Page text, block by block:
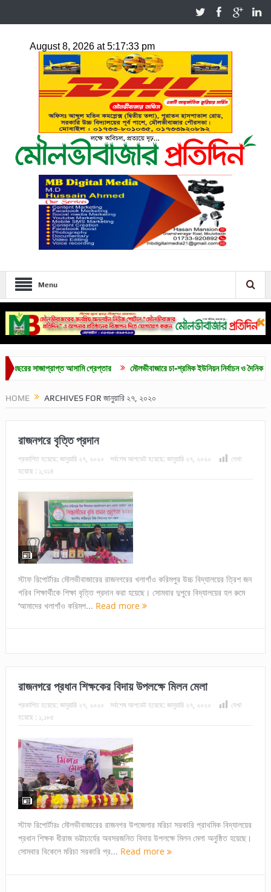
Menu
সাজাপ্রাপ্ত আসামি গ্রেপ্তার মৌলভীবাজারে চা-শ্রমিক ইউনিয়ন নির্বাচন ও দৈনিক ৫০০ টাকা
HOME ARCHIVES FOR জানুয়ারি ২৭, ২০২০
রাজনগরে বৃত্তি প্রদান
প্রকাশিত হয়েছে: জানুয়ারি ২৭, ২০২০ সর্বশেষ আপডেট হয়েছে: জানুয়ারি ২৭, ২০২০
দেখা
হয়েছে : ১,৩১৪
স্টাফ রিপোর্টারঃ মৌলভীবাজারের রাজনগরের খলাগাঁও করিমপুর উচ্চ বিদ্যালয়ের ত্রিশ জন
গরিব শিক্ষার্থীকে শিক্ষা বৃত্তি প্রদান করা হয়েছে। সোমবার দুপুরে বিদ্যালয়ের হল রুমে
‘আমাদের খলাগাঁও করিমপ... Read more
রাজনগরে প্রধান শিক্ষকের বিদায় উপলক্ষে মিলন মেলা
প্রকাশিত হয়েছে: জানুয়ারি ২৭, ২০২০ সর্বশেষ আপডেট হয়েছে: জানুয়ারি ২৭, ২০২০
দেখা
হয়েছে : ১,১৮৫
স্টাফ রিপোর্টারঃ মৌলভীবাজারের রাজনগর উপজেলার মরিচা সরকারি প্রাথমিক বিদ্যালয়ের
প্রধান শিক্ষক ধীরাজ ভট্টাচার্যের অবসরজনিত বিদায় উপলক্ষে মিলন মেলা অনুষ্ঠিত হয়েছে।
সোমবার বিকেলে মরিচা সরকারি প্র... Read more